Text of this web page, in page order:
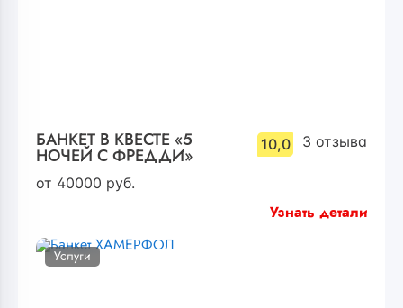
БАНКЕТ В КВЕСТЕ «5
НОЧЕЙ С ФРЕДДИ»
10,0 3 отзыва
от 40000 руб.
Узнать детали
Услуги